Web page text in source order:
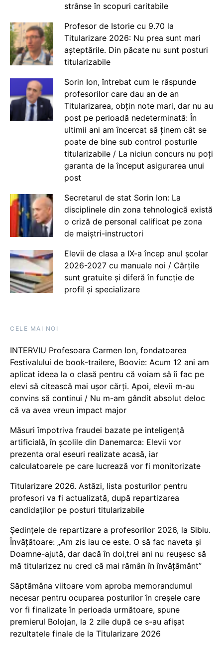
strânse în scopuri caritabile
Profesor de Istorie cu 9.70 la
Titularizare 2026: Nu prea sunt mari
așteptările. Din păcate nu sunt posturi
titularizabile
Sorin Ion, întrebat cum le răspunde
profesorilor care dau an de an
Titularizarea, obțin note mari, dar nu au
post pe perioadă nedeterminată: În
ultimii ani am încercat să ținem cât se
poate de bine sub control posturile
titularizabile / La niciun concurs nu poți
garanta de la început asigurarea unui
post
Secretarul de stat Sorin Ion: La
disciplinele din zona tehnologică există
o criză de personal calificat pe zona
de maiștri-instructori
Elevii de clasa a IX-a încep anul școlar
2026-2027 cu manuale noi / Cărțile
sunt gratuite și diferă în funcție de
profil și specializare
CELE MAI NOI
INTERVIU Profesoara Carmen Ion, fondatoarea
Festivalului de book-trailere, Boovie: Acum 12 ani am
aplicat ideea la o clasă pentru că voiam să îi fac pe
elevi să citească mai ușor cărți. Apoi, elevii m-au
convins să continui / Nu m-am gândit absolut deloc
că va avea vreun impact major
Măsuri împotriva fraudei bazate pe inteligență
artificială, în școlile din Danemarca: Elevii vor
prezenta oral eseuri realizate acasă, iar
calculatoarele pe care lucrează vor fi monitorizate
Titularizare 2026. Astăzi, lista posturilor pentru
profesori va fi actualizată, după repartizarea
candidaților pe posturi titularizabile
Ședințele de repartizare a profesorilor 2026, la Sibiu.
Învățătoare: „Am zis iau ce este. O să fac naveta și
Doamne-ajută, dar dacă în doi,trei ani nu reușesc să
mă titularizez nu cred că mai rămân în învățământ”
Săptămâna viitoare vom aproba memorandumul
necesar pentru ocuparea posturilor în creșele care
vor fi finalizate în perioada următoare, spune
premierul Bolojan, la 2 zile după ce s-au afișat
rezultatele finale de la Titularizare 2026